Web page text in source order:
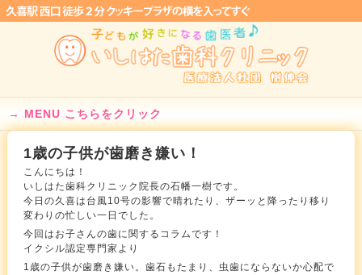
MENU こちらをクリック
1歳の子供が歯磨き嫌い！
こんにちは！
いしはた歯科クリニック院長の石幡一樹です。
今日の久喜は台風10号の影響で晴れたり、ザーッと降ったり移り
変わりの忙しい一日でした。
今回はお子さんの歯に関するコラムです！
イクシル認定専門家より
1歳の子供が歯磨き嫌い。歯石もたまり、虫歯にならないか心配で